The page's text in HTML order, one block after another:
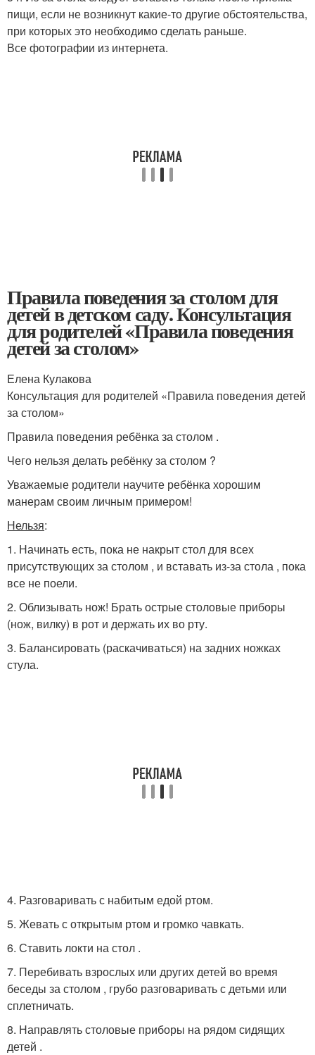
пищи, если не возникнут какие-то другие обстоятельства,
при которых это необходимо сделать раньше.
Все фотографии из интернета.
Правила поведения за столом для
детей в детском саду. Консультация
для родителей «Правила поведения
детей за столом»
Елена Кулакова
Консультация для родителей «Правила поведения детей
за столом»
Правила поведения ребёнка за столом .
Чего нельзя делать ребёнку за столом ?
Уважаемые родители научите ребёнка хорошим
манерам своим личным примером!
Нельзя:
1. Начинать есть, пока не накрыт стол для всех
присутствующих за столом , и вставать из-за стола , пока
все не поели.
2. Облизывать нож! Брать острые столовые приборы
(нож, вилку) в рот и держать их во рту.
3. Балансировать (раскачиваться) на задних ножках
стула.
4. Разговаривать с набитым едой ртом.
5. Жевать с открытым ртом и громко чавкать.
6. Ставить локти на стол .
7. Перебивать взрослых или других детей во время
беседы за столом , грубо разговаривать с детьми или
сплетничать.
8. Направлять столовые приборы на рядом сидящих
детей .